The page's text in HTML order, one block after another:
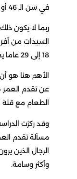
في سن الـ 46 أو أكثر هن الأكثر حديثاً عن تقدم العمر.
ربما لا يكون ذلك
السيدات من أفراد
الأهم هنا هو أن
عن تقدم العمر هن
الطعام مع قلة الرضا
وقد ركزت الدراسة على
مسألة تقدم العمر لا
الرجال الذين يرون
وأكثر وسامة.